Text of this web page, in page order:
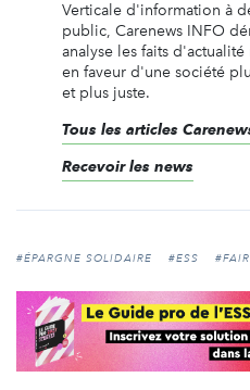
Verticale d'information à
public, Carenews INFO
analyse les faits
en faveur d'une société
et plus juste.
Tous les articles
Recevoir les news
#ÉPARGNE SOLIDAIRE #ESS #FAIR